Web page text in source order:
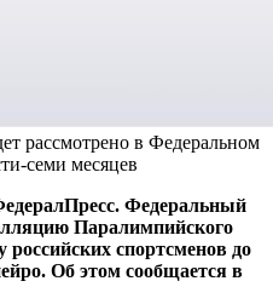
рассмотрено в Федеральном
семи месяцев
Федеральный
Паралимпийского
российских спортсменов до
Об этом сообщается в